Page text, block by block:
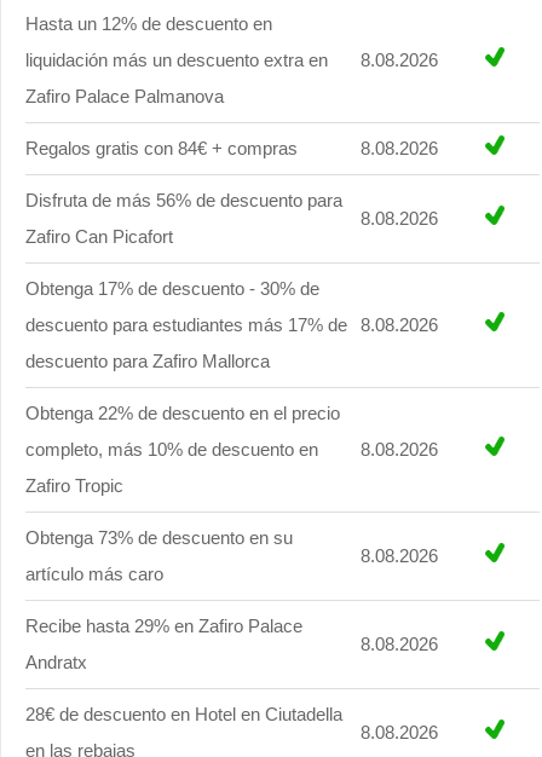
Hasta un 12% de descuento en
liquidación más un descuento extra en
Zafiro Palace Palmanova
8.08.2026
Regalos gratis con 84€ + compras 8.08.2026
Disfruta de más 56% de descuento para
Zafiro Can Picafort
8.08.2026
Obtenga 17% de descuento - 30% de
descuento para estudiantes más 17% de
descuento para Zafiro Mallorca
8.08.2026
Obtenga 22% de descuento en el precio
completo, más 10% de descuento en
Zafiro Tropic
8.08.2026
Obtenga 73% de descuento en su
artículo más caro
8.08.2026
Recibe hasta 29% en Zafiro Palace
Andratx
8.08.2026
28€ de descuento en Hotel en Ciutadella
en las rebajas
8.08.2026